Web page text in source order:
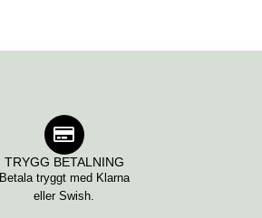
TRYGG BETALNING
Betala tryggt med Klarna
eller Swish.